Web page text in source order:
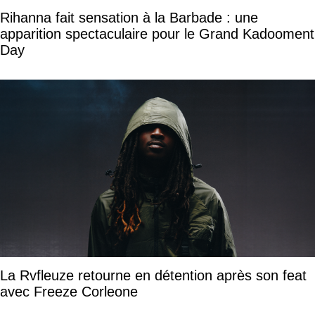
Rihanna fait sensation à la Barbade : une
apparition spectaculaire pour le Grand Kadooment
Day
La Rvfleuze retourne en détention après son feat
avec Freeze Corleone